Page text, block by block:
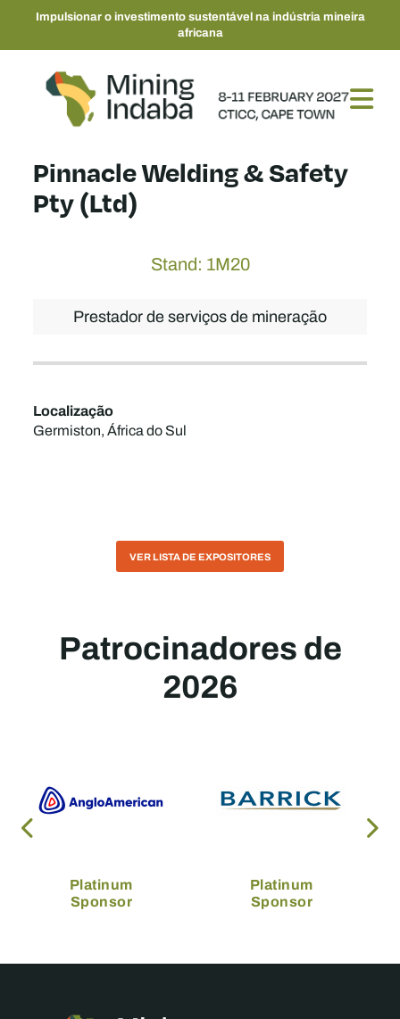
Impulsionar o investimento sustentável na indústria mineira
africana
Pinnacle Welding & Safety
Pty (Ltd)
Stand: 1M20
Prestador de serviços de mineração
Localização
Germiston, África do Sul
VER LISTA DE EXPOSITORES
Patrocinadores de
2026
Platinum
Sponsor
Platinum
Sponsor